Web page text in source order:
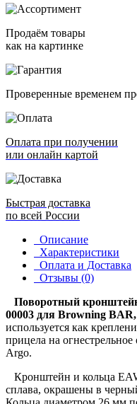
Продаём товары
как на картинке
Проверенные временем
Оплата при получении
или онлайн картой
Быстрая доставка
по всей России
Описание
Характеристики
Оплата и Доставка
Отзывы (0)
Поворотный
00003 для Browning
используется как
прицела на
Argo.
Кронштейн и кольца
сплава, окрашены в